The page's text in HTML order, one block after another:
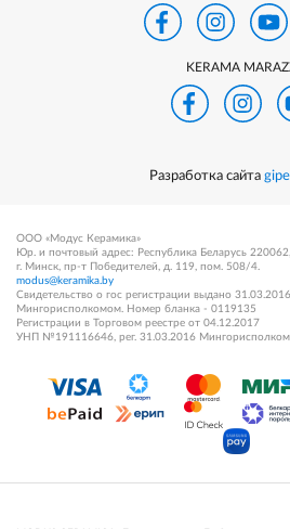
KERAMA
Разработка сайта
ООО «Модус Керамика»
Юр. и почтовый адрес: Республика Беларусь 220062,
г. Минск, пр-т Победителей, д. 119, пом. 508/4.
modus@keramika.by
Свидетельство о гос регистрации выдано
Мингорисполкомом. Номер бланка - 0119135
Регистрации в Торговом реестре от 04.12.2017
УНП №191116646, рег. 31.03.2016